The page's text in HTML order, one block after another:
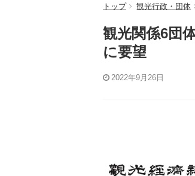
トップ 観光行政・団体
観光関係6団
に要望
2022年9月26日